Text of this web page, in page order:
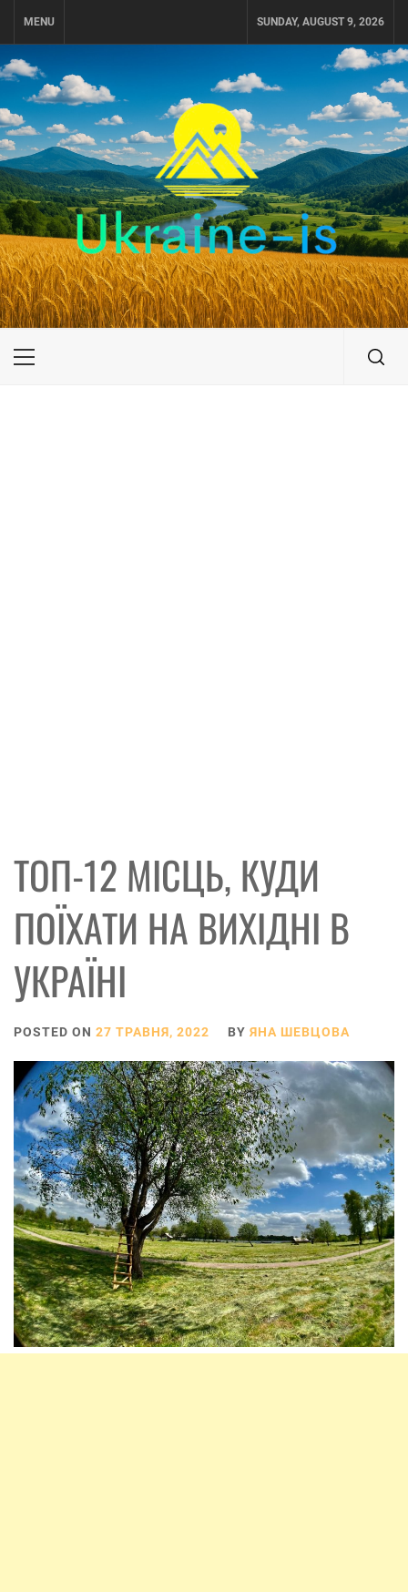
MENU SUNDAY, AUGUST 9, 2026
UKRAINE-IS
ПОДОРОЖI ПО УКРАЇНІ
Primary
ТОП-12 МІСЦЬ, КУДИ
ПОЇХАТИ НА ВИХІДНІ В
УКРАЇНІ
POSTED ON 27 ТРАВНЯ, 2022 BY ЯНА ШЕВЦОВА